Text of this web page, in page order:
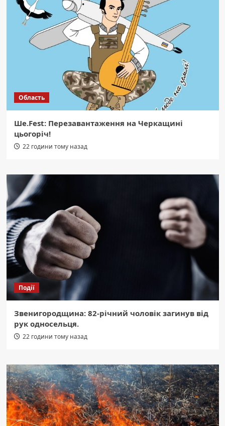
Область
Ше.Fest: Перезавантаження на Черкащині
цьогоріч!
22 години тому назад
Події
Звенигородщина: 82-річний чоловік загинув від
рук односельця.
22 години тому назад